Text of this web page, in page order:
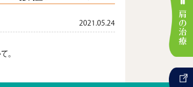
肩の治療
2021.05.24
。